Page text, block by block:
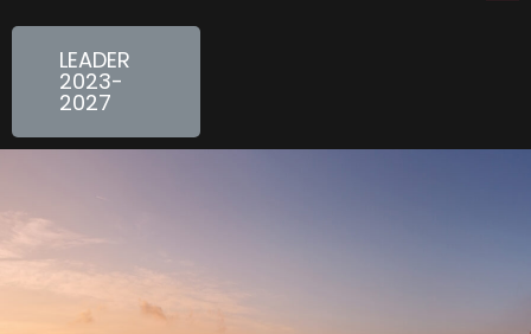
LEADER
2023-
2027